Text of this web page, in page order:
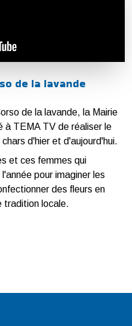
de la lavande
de la lavande, la Mairie
à TEMA TV de réaliser le
d'hier et d'aujourd'hui.
et ces femmes qui
pour imaginer les
des fleurs en
tradition locale.